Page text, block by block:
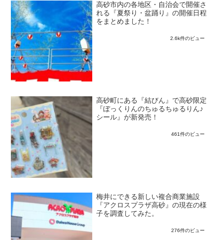
高砂市内の各地区・自治会で開催さ
れる『夏祭り・盆踊り』の開催日程
をまとめました！
2.6k件のビュー
高砂町にある『結びん』で高砂限定
『ぼっくりんのちゅるちゅるりん♪
シール』が新発売！
461件のビュー
梅井にできる新しい複合商業施設
『アクロスプラザ高砂』の現在の様
子を調査してみた。
276件のビュー